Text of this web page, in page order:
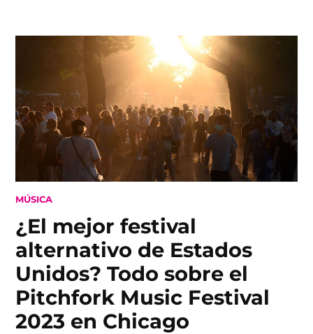
POSTED
MÚSICA
¿El mejor festival
alternativo de Estados
Unidos? Todo sobre el
Pitchfork Music Festival
2023 en Chicago